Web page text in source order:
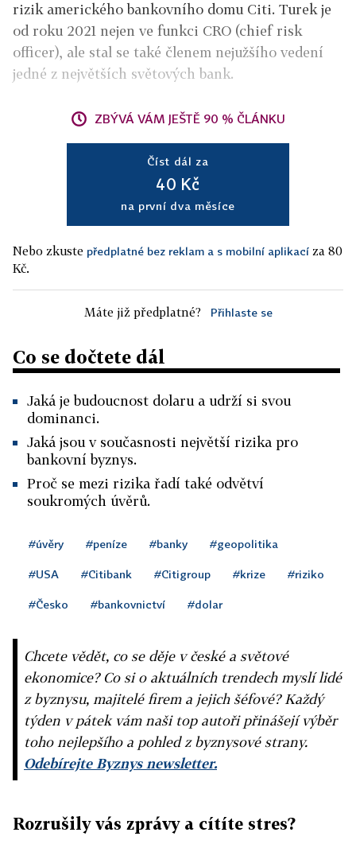
rizik amerického bankovního domu Citi. Turek je
od roku 2021 nejen ve funkci CRO (chief risk
officer), ale stal se také členem nejužšího vedení
jedné z největších světových bank.
ZBÝVÁ VÁM JEŠTĚ 90 % ČLÁNKU
Číst dál za
40 Kč
na první dva měsíce
Nebo zkuste předplatné bez reklam a s mobilní aplikací za 80
Kč.
Máte již předplatné? Přihlaste se
Co se dočtete dál
Jaká je budoucnost dolaru a udrží si svou
dominanci.
Jaká jsou v současnosti největší rizika pro
bankovní byznys.
Proč se mezi rizika řadí také odvětví
soukromých úvěrů.
#úvěry #peníze #banky #geopolitika
#USA #Citibank #Citigroup #krize #riziko
#Česko #bankovnictví #dolar
Chcete vědět, co se děje v české a světové
ekonomice? Co si o aktuálních trendech myslí lidé
z byznysu, majitelé firem a jejich šéfové? Každý
týden v pátek vám naši top autoři přinášejí výběr
toho nejlepšího a pohled z byznysové strany.
Odebírejte Byznys newsletter.
Rozrušily vás zprávy a cítíte stres?